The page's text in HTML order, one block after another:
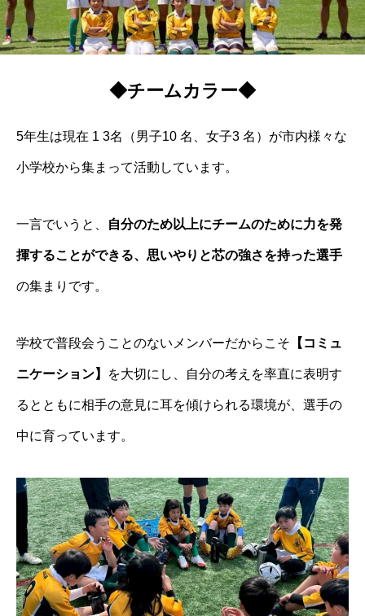
◆チームカラー◆
5年生は現在 1 3名（男⼦10 名、⼥⼦3 名）が市内様々な
小学校から集まって活動しています。
一言でいうと、 自分のため以上にチームのために力を発
揮することができる、思いやりと芯の強さを持った選手
の集まりです。
学校で普段会うことのないメンバーだからこそ 【コミュ
ニケーション】 を大切にし、自分の考えを率直に表明す
るとともに相手の意見に耳を傾けられる環境が、選手の
中に育っています。